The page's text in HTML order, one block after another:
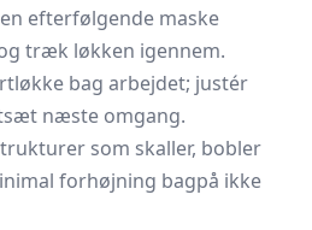
efterfølgende maske
træk løkken igennem.
bag arbejdet; justér
næste omgang.
som skaller, bobler
forhøjning bagpå ikke